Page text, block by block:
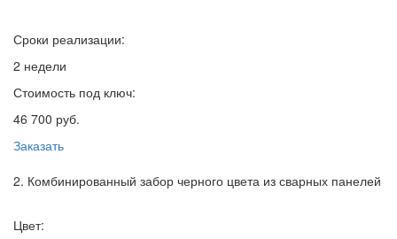
Сроки реализации:
2 недели
Стоимость под ключ:
46 700 руб.
Заказать
2. Комбинированный забор черного цвета из сварных панелей
Цвет: